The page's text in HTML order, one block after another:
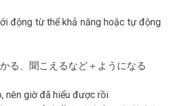
động từ thể khả năng hoặc tự động
る、聞こえるなど＋ようになる
nên giờ đã hiểu được rồi